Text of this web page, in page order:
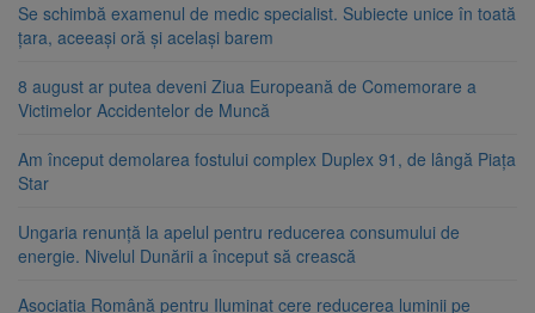
Se schimbă examenul de medic specialist. Subiecte unice în toată
țara, aceeași oră și același barem
8 august ar putea deveni Ziua Europeană de Comemorare a
Victimelor Accidentelor de Muncă
Am început demolarea fostului complex Duplex 91, de lângă Piața
Star
Ungaria renunță la apelul pentru reducerea consumului de
energie. Nivelul Dunării a început să crească
Asociația Română pentru Iluminat cere reducerea luminii pe